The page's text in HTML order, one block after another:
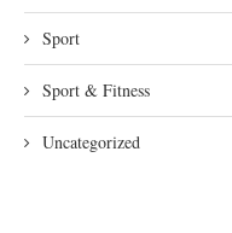
Sport
Sport & Fitness
Uncategorized